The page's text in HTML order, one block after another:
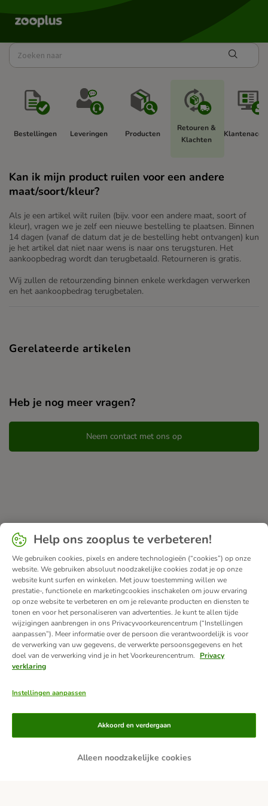
Bestellingen Leveringen Producten
Retouren &
Klachten
Kan ik mijn product ruilen voor een andere
maat/soort/kleur?
Als je een artikel wilt ruilen (bijv. voor een andere maat, soort of
kleur), vragen we je zelf een nieuwe bestelling te plaatsen. Binnen
14 dagen (vanaf de datum dat je de bestelling hebt ontvangen) kun
je het artikel dat niet naar wens is naar ons terugsturen. Het
aankoopbedrag wordt dan terugbetaald. Retourneren is gratis.
Wij zullen de retourzending binnen enkele werkdagen verwerken
en het aankoopbedrag terugbetalen.
Gerelateerde artikelen
Heb je nog meer vragen?
Neem contact met ons op
Betaalmethoden
Achteraf betalen
Help ons zooplus te verbeteren!
We gebruiken cookies, pixels en andere technologieën (“cookies”) op onze
website. We gebruiken absoluut noodzakelijke cookies zodat je op onze
website kunt surfen en winkelen. Met jouw toestemming willen we
prestatie-, functionele en marketingcookies inschakelen om jouw ervaring
op onze website te verbeteren en om je relevante producten en diensten te
tonen en voor het personaliseren van advertenties. Je kunt te allen tijde
wijzigingen aanbrengen in ons Privacyvoorkeurencentrum (“Instellingen
aanpassen”). Meer informatie over de persoon die verantwoordelijk is voor
de verwerking van uw gegevens, de verwerkte persoonsgegevens en het
doel van de verwerking vind je in het Voorkeurencentrum.
Privacy
verklaring
Instellingen aanpassen
Alleen noodzakelijke cookies
Akkoord en verdergaan